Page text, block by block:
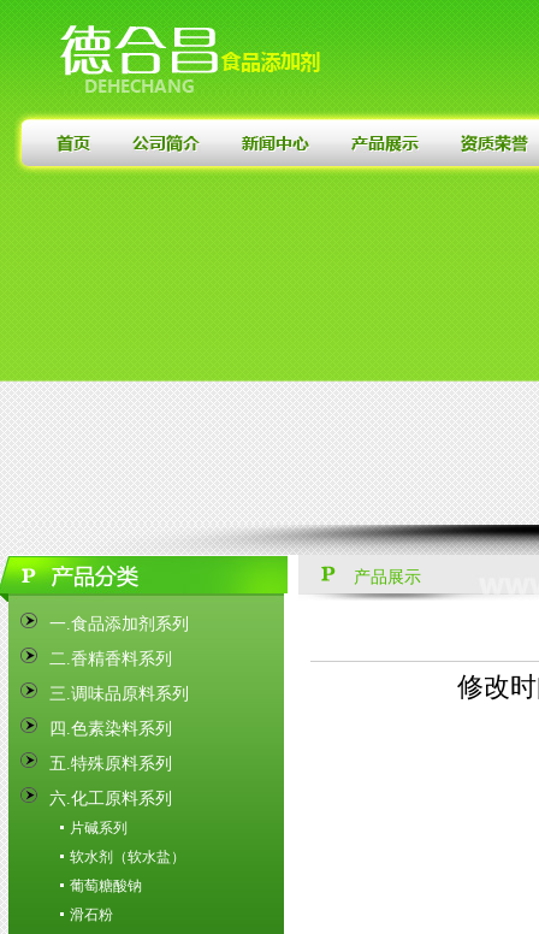
一.食品添加剂系列
二.香精香料系列
三.调味品原料系列
四.色素染料系列
五.特殊原料系列
六.化工原料系列
片碱系列
软水剂（软水盐）
葡萄糖酸钠
滑石粉
产品展示
修改